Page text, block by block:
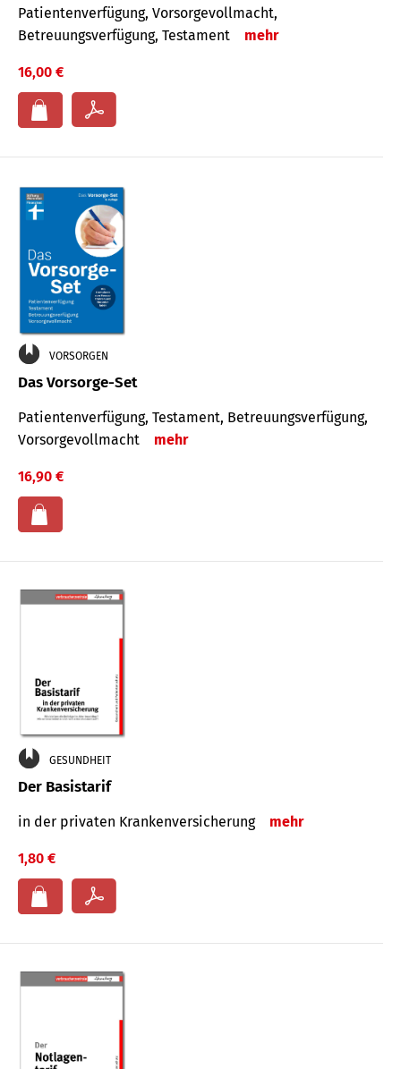
Patientenverfügung, Vorsorgevollmacht,
Betreuungsverfügung, Testament
mehr
16,00 €
VORSORGEN
Das Vorsorge-Set
Patienten­ver­fügung, Testa­ment, Be­treuungs­verfü­gung,
Vor­sorge­voll­macht
mehr
16,90 €
GESUNDHEIT
Der Basistarif
in der privaten Kran­ken­ver­siche­rung mehr
1,80 €